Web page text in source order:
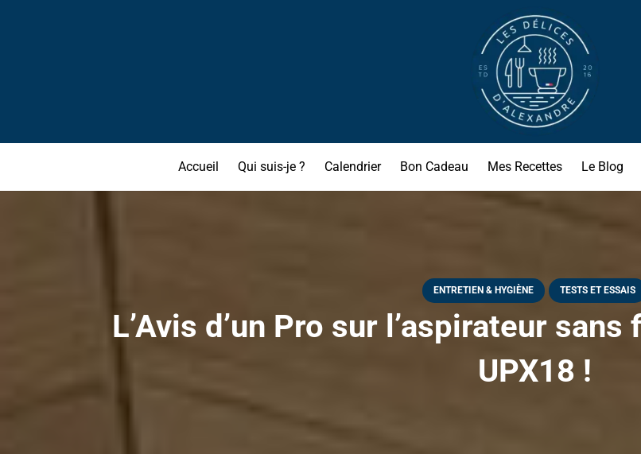
Accueil Qui suis-je ? Calendrier Bon Cadeau Mes Recettes Le Blog
ENTRETIEN & HYGIÈNE TESTS ET ESSAIS
L’Avis d’un Pro sur l’aspirateur
UPX18 !